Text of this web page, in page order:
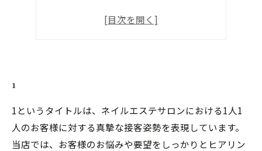
1
1というタイトルは、ネイルエステサロンにおける1人1
人のお客様に対する真摯な接客姿勢を表現しています。
当店では、お客様のお悩みや要望をしっかりとヒアリン